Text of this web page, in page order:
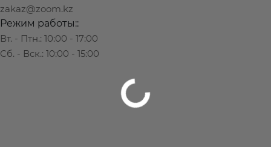
zakaz@zoom.kz
Режим работы::
Вт. - Птн.: 10:00 - 17:00
Сб. - Вск.: 10:00 - 15:00